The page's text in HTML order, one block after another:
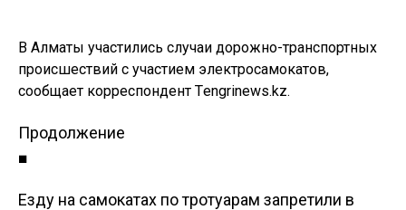
В Алматы участились случаи дорожно-транспортных
происшествий с участием электросамокатов,
сообщает корреспондент Тengrinews.kz.
Продолжение
■
Езду на самокатах по тротуарам запретили в